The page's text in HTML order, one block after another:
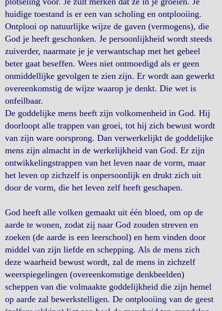
huidige toestand is er een van scholing en ontplooiing.
Ontplooi op natuurlijke wijze de gaven (vermogens), die
God je heeft geschonken. Je persoonlijkheid wordt steeds
zuiverder, naarmate je je verwantschap met het geheel
beter gaat beseffen. Wees niet ontmoedigd als er geen
onmiddellijke gevolgen te zien zijn. Er wordt aan gewerkt
overeenkomstig de wijze waarop je denkt. Die wet is
onfeilbaar.
De goddelijke mens heeft zijn volkomenheid in God. Hij
doorloopt alle trappen van groei, tot hij zich bewust wordt
van zijn ware oorsprong. Dan verwerkelijkt de goddelijke
mens zijn almacht in de werkelijkheid van God. Er zijn
ontwikkelingstrappen van het leven naar de vorm, maar
het leven op zichzelf is onpersoonlijk en drukt zich uit
door de vorm, die het leven zelf heeft geschapen.
God heeft alle volken gemaakt uit één bloed, om op de
aarde te wonen, zodat zij naar God zouden streven en
zoeken (de aarde is een leerschool) en hem vinden door
middel van zijn liefde en schepping. Als de mens zich
deze waarheid bewust wordt, zal de mens in zichzelf
weerspiegelingen (overeenkomstige denkbeelden)
scheppen van die volmaakte goddelijkheid die zijn hemel
op aarde zal bewerkstelligen. De ontplooiing van de geest